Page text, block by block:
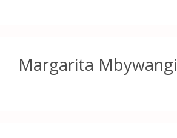
Margarita Mbywangi